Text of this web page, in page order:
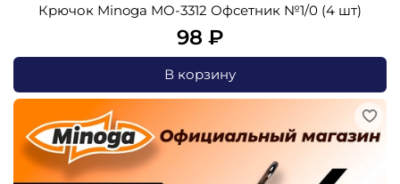
Крючок Minoga MO-3312 Офсетник №1/0 (4 шт)
98 ₽
В корзину